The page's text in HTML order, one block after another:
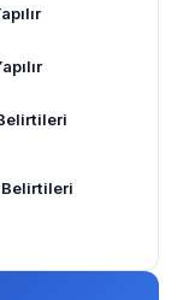
Belirtileri